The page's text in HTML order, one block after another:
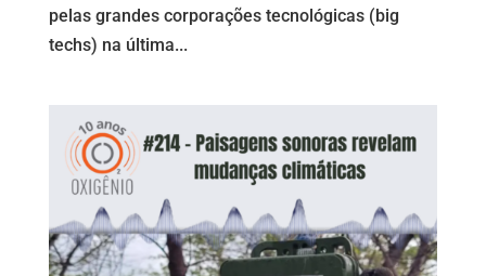
pelas grandes corporações tecnológicas (big
techs) na última...